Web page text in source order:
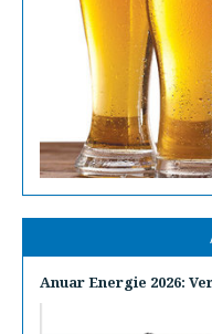
Anuar Energie 2026: